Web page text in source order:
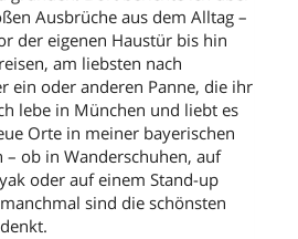
Ausbrüche aus dem Alltag –
der eigenen Haustür bis hin
am liebsten nach
ein oder anderen Panne, die ihr
lebe in München und liebt es
Orte in meiner bayerischen
– ob in Wanderschuhen, auf
oder auf einem Stand-up
sind die schönsten